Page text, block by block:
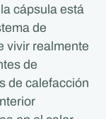
cápsula está
de
vivir realmente
de
de calefacción